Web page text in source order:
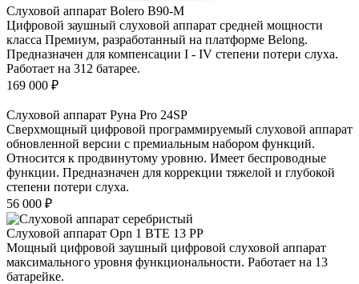
Слуховой аппарат Bolero B90-M
Цифровой заушный слуховой аппарат средней мощности
класса Премиум, разработанный на платформе Belong.
Предназначен для компенсации I - IV степени потери слуха.
Работает на 312 батарее.
169 000 ₽
Слуховой аппарат Руна Pro 24SP
Сверхмощный цифровой программируемый слуховой аппарат
обновленной версии с премиальным набором функций.
Относится к продвинутому уровню. Имеет беспроводные
функции. Предназначен для коррекции тяжелой и глубокой
степени потери слуха.
56 000 ₽
Слуховой аппарат Opn 1 BTE 13 PP
Мощный цифровой заушный цифровой слуховой аппарат
максимального уровня функциональности. Работает на 13
батарейке.